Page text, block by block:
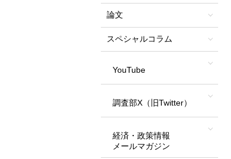
論文
スペシャルコラム
YouTube
調査部X（旧Twitter）
経済・政策情報
メールマガジン